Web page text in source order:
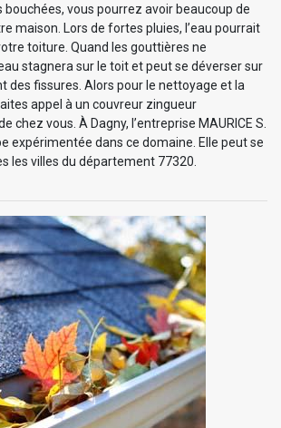
vous pourrez avoir beaucoup de
maison. Lors de fortes pluies, l’eau pourrait
toiture. Quand les gouttières ne
stagnera sur le toit et peut se déverser sur
des fissures. Alors pour le nettoyage et la
appel à un couvreur zingueur
chez vous. À Dagny, l’entreprise MAURICE S.
expérimentée dans ce domaine. Elle peut se
les villes du département 77320.